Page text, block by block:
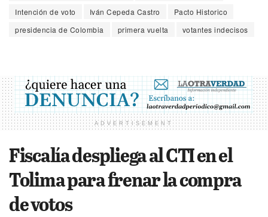
Intención de voto
Iván Cepeda Castro
Pacto Historico
presidencia de Colombia
primera vuelta votantes indecisos
ADVERTISEMENT
Fiscalía despliega al CTI en el
Tolima para frenar la compra
de votos